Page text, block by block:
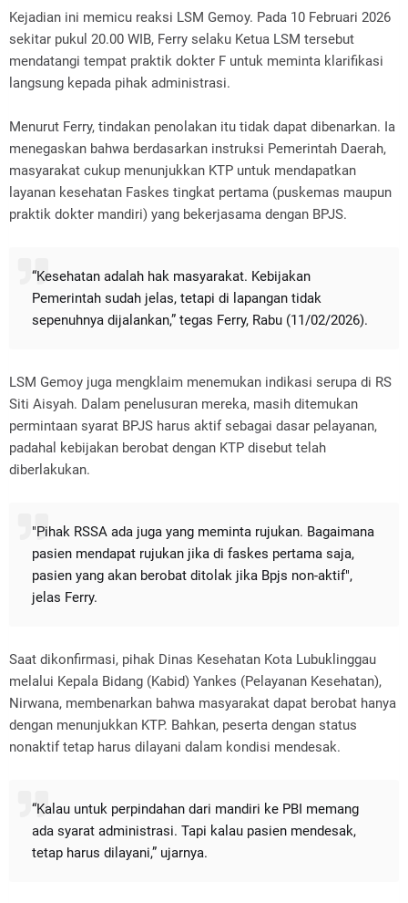
‎Kejadian ini memicu reaksi LSM Gemoy. Pada 10 Februari 2026
sekitar pukul 20.00 WIB, Ferry selaku Ketua LSM tersebut
mendatangi tempat praktik dokter F untuk meminta klarifikasi
langsung kepada pihak administrasi.
‎Menurut Ferry, tindakan penolakan itu tidak dapat dibenarkan. Ia
menegaskan bahwa berdasarkan instruksi Pemerintah Daerah,
masyarakat cukup menunjukkan KTP untuk mendapatkan
layanan kesehatan Faskes tingkat pertama (puskemas maupun
praktik dokter mandiri) yang bekerjasama dengan BPJS.
‎“Kesehatan adalah hak masyarakat. Kebijakan
Pemerintah sudah jelas, tetapi di lapangan tidak
sepenuhnya dijalankan,” tegas Ferry, Rabu (11/02/2026).
‎LSM Gemoy juga mengklaim menemukan indikasi serupa di RS
Siti Aisyah. Dalam penelusuran mereka, masih ditemukan
permintaan syarat BPJS harus aktif sebagai dasar pelayanan,
padahal kebijakan berobat dengan KTP disebut telah
diberlakukan.
"Pihak RSSA ada juga yang meminta rujukan. Bagaimana
pasien mendapat rujukan jika di faskes pertama saja,
pasien yang akan berobat ditolak jika Bpjs non-aktif",
jelas Ferry.
‎Saat dikonfirmasi, pihak Dinas Kesehatan Kota Lubuklinggau
melalui Kepala Bidang (Kabid) Yankes (Pelayanan Kesehatan),
Nirwana, membenarkan bahwa masyarakat dapat berobat hanya
dengan menunjukkan KTP. Bahkan, peserta dengan status
nonaktif tetap harus dilayani dalam kondisi mendesak.
‎“Kalau untuk perpindahan dari mandiri ke PBI memang
ada syarat administrasi. Tapi kalau pasien mendesak,
tetap harus dilayani,” ujarnya.